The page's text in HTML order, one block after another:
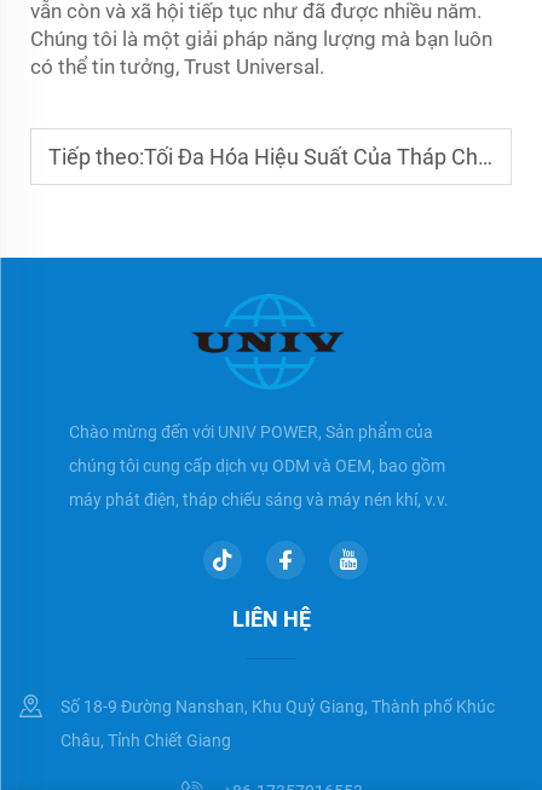
vẫn còn và xã hội tiếp tục như đã được nhiều năm.
Chúng tôi là một giải pháp năng lượng mà bạn luôn
có thể tin tưởng, Trust Universal.
Tiếp theo:Tối Đa Hóa Hiệu Suất Của Tháp Chiếu Sáng Telescopic
Chào mừng đến với UNIV POWER, Sản phẩm của
chúng tôi cung cấp dịch vụ ODM và OEM, bao gồm
máy phát điện, tháp chiếu sáng và máy nén khí, v.v.
LIÊN HỆ
Số 18-9 Đường Nanshan, Khu Quỷ Giang, Thành phố Khúc
Châu, Tỉnh Chiết Giang